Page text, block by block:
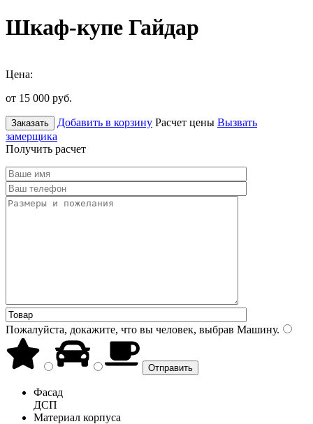
Шкаф-купе Гайдар
Цена:
от 15 000 руб.
Заказать Добавить в корзину Расчет цены Вызвать
замерщика
Получить расчет
Пожалуйста, докажите, что вы человек, выбрав Машину.
Фасад
ДСП
Материал корпуса